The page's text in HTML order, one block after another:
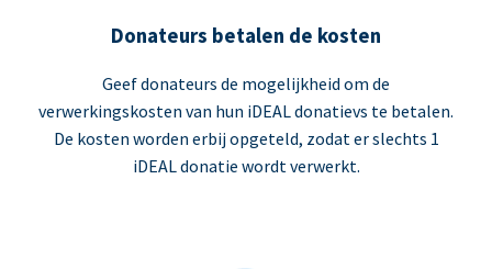
Donateurs betalen de kosten
Geef donateurs de mogelijkheid om de
verwerkingskosten van hun iDEAL donatievs te betalen.
De kosten worden erbij opgeteld, zodat er slechts 1
iDEAL donatie wordt verwerkt.